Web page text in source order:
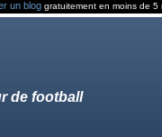
un blog gratuitement en moins de 5
de football